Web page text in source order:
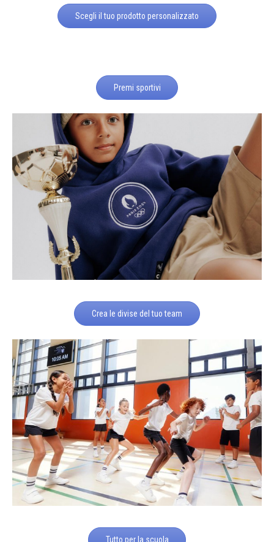
Scegli il tuo prodotto personalizzato
Premi sportivi
Crea le divise del tuo team
Tutto per la scuola